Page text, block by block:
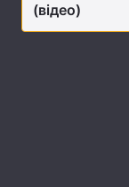
Лонгріди
(відео)